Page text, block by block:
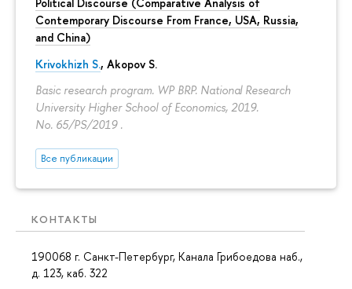
Contemporary Discourse From France, USA, Russia,
and China)
Krivokhizh S., Akopov S.
Basic research program. WP BRP. National Research
University Higher School of Economics, 2019.
No. 65/PS/2019 .
Все публикации
КОНТАКТЫ
190068 г. Санкт-Петербург, Канала Грибоедова наб.,
д. 123, каб. 322